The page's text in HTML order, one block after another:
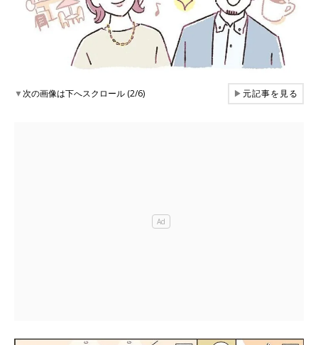
▼次の画像は下へスクロール (2/6) ▶元記事を見る